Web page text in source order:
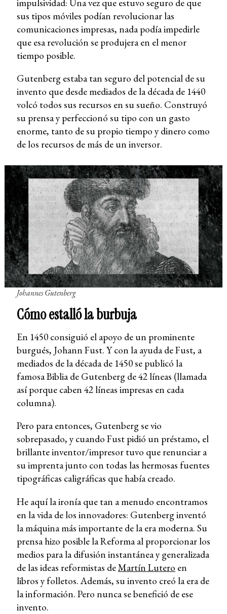
impulsividad: Una vez que estuvo seguro de que
sus tipos móviles podían revolucionar las
comunicaciones impresas, nada podía impedirle
que esa revolución se produjera en el menor
tiempo posible.
Gutenberg estaba tan seguro del potencial de su
invento que desde mediados de la década de 1440
volcó todos sus recursos en su sueño. Construyó
su prensa y perfeccionó su tipo con un gasto
enorme, tanto de su propio tiempo y dinero como
de los recursos de más de un inversor.
Johannes Gutenberg
Cómo estalló la burbuja
En 1450 consiguió el apoyo de un prominente
burgués, Johann Fust. Y con la ayuda de Fust, a
mediados de la década de 1450 se publicó la
famosa Biblia de Gutenberg de 42 líneas (llamada
así porque caben 42 líneas impresas en cada
columna).
Pero para entonces, Gutenberg se vio
sobrepasado, y cuando Fust pidió un préstamo, el
brillante inventor/impresor tuvo que renunciar a
su imprenta junto con todas las hermosas fuentes
tipográficas caligráficas que había creado.
He aquí la ironía que tan a menudo encontramos
en la vida de los innovadores: Gutenberg inventó
la máquina más importante de la era moderna. Su
prensa hizo posible la Reforma al proporcionar los
medios para la difusión instantánea y generalizada
de las ideas reformistas deMartín Lutero en
libros y folletos. Además, su invento creó la era de
la información. Pero nunca se benefició de ese
invento.